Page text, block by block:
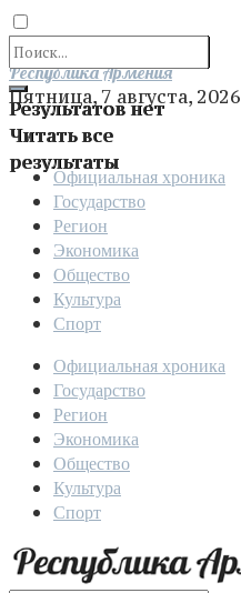
Результатов нет
Читать все
результаты
Отправить
Республика Армения
Пятница, 7 августа, 2026
Официальная хроника
Государство
Регион
Экономика
Общество
Культура
Спорт
Официальная хроника
Государство
Регион
Экономика
Общество
Культура
Спорт